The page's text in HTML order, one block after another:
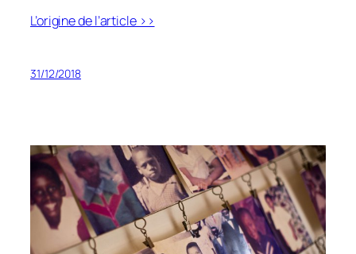
L’origine de l’article >>
31/12/2018